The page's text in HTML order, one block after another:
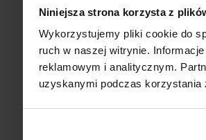
Niniejsza strona korzysta z
Wykorzystujemy pliki cookie do
ruch w naszej witrynie.
reklamowym i analitycznym.
uzyskanymi podczas korzystania